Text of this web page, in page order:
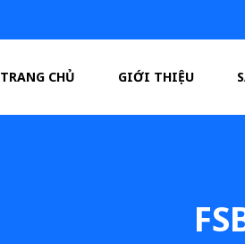
TRANG CHỦ GIỚI THIỆU